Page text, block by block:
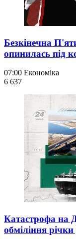
Безкінечна
опинилась під
07:00 Економіка
6 637
Катастрофа на
обміління